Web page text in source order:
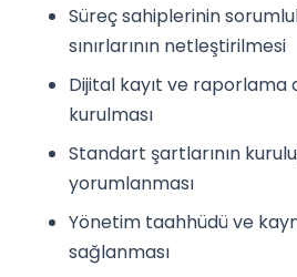
Süreç sahiplerinin
sınırlarının netleştirilmesi
Dijital kayıt ve raporlama
kurulması
Standart şartlarının
yorumlanması
Yönetim taahhüdü ve
sağlanması